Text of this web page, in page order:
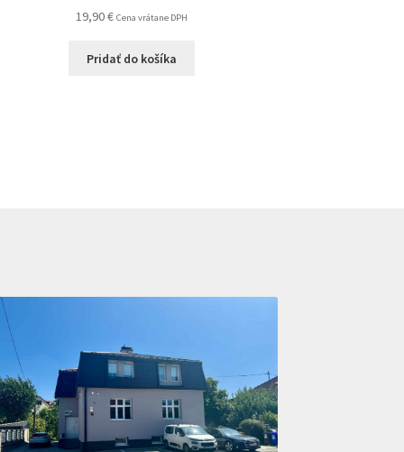
19,90€ Cena vrátane DPH
Pridať do košíka